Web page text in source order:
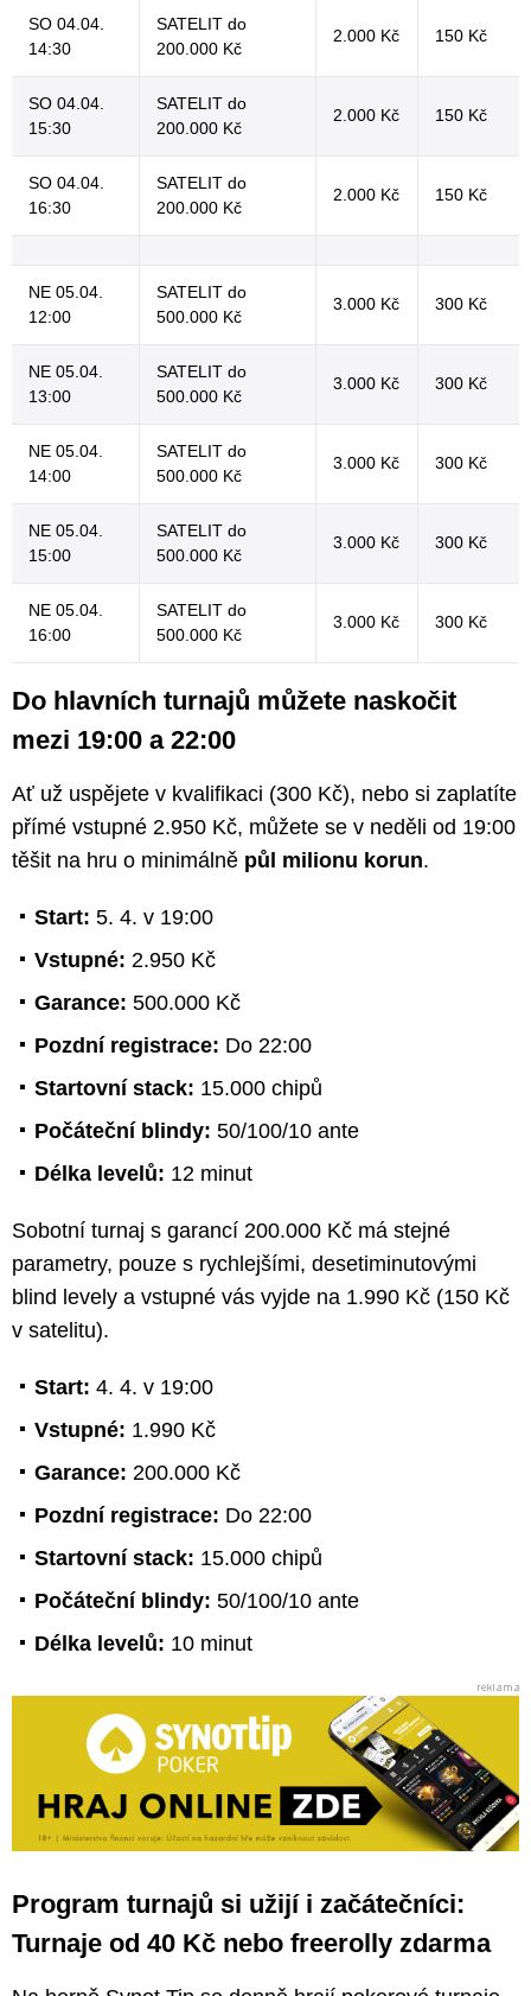
SO 04.04.
14:30
SATELIT do
200.000 Kč
2.000 Kč 150 Kč
SO 04.04.
15:30
SATELIT do
200.000 Kč
2.000 Kč 150 Kč
SO 04.04.
16:30
SATELIT do
200.000 Kč
2.000 Kč 150 Kč
NE 05.04.
12:00
SATELIT do
500.000 Kč
3.000 Kč 300 Kč
NE 05.04.
13:00
SATELIT do
500.000 Kč
3.000 Kč 300 Kč
NE 05.04.
14:00
SATELIT do
500.000 Kč
3.000 Kč 300 Kč
NE 05.04.
15:00
SATELIT do
500.000 Kč
3.000 Kč 300 Kč
NE 05.04.
16:00
SATELIT do
500.000 Kč
3.000 Kč 300 Kč
Do hlavních turnajů můžete naskočit
mezi 19:00 a 22:00
Ať už uspějete v kvalifikaci (300 Kč), nebo si zaplatíte
přímé vstupné 2.950 Kč, můžete se v neděli od 19:00
těšit na hru o minimálně půl milionu korun.
Start: 5. 4. v 19:00
Vstupné: 2.950 Kč
Garance: 500.000 Kč
Pozdní registrace: Do 22:00
Startovní stack: 15.000 chipů
Počáteční blindy: 50/100/10 ante
Délka levelů: 12 minut
Sobotní turnaj s garancí 200.000 Kč má stejné
parametry, pouze s rychlejšími, desetiminutovými
blind levely a vstupné vás vyjde na 1.990 Kč (150 Kč
v satelitu).
Start: 4. 4. v 19:00
Vstupné: 1.990 Kč
Garance: 200.000 Kč
Pozdní registrace: Do 22:00
Startovní stack: 15.000 chipů
Počáteční blindy: 50/100/10 ante
Délka levelů: 10 minut
Program turnajů si užijí i začátečníci:
Turnaje od 40 Kč nebo freerolly zdarma